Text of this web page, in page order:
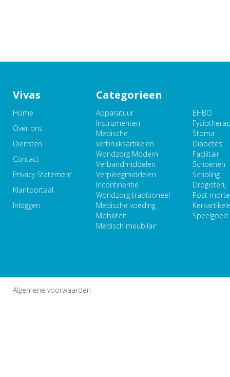
Vivas
Home
Over ons
Diensten
Contact
Privacy Statement
Klantportaal
Inloggen
Categorieen
Apparatuur
Instrumenten
Medische
verbruiksartikelen
Wondzorg Modern
Verbandmiddelen
Verpleegmiddelen
Incontinentie
Wondzorg traditioneel
Medische voeding
Mobiliteit
Medisch meubilair
EHBO
Stoma
Diabetes
Facilitair
Schoenen
Scholing
Drogisterij
Post
Speelgoed
Algemene voorwaarden